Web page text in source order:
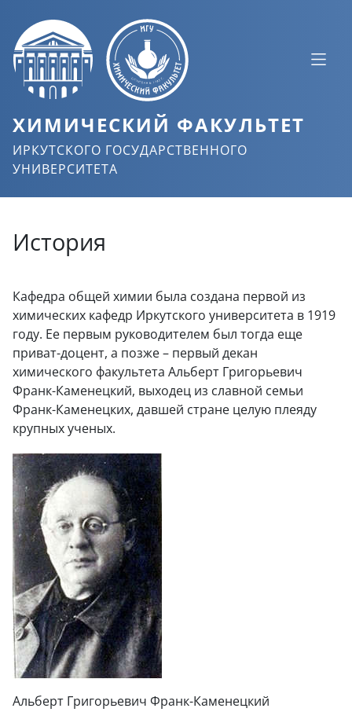
ХИМИЧЕСКИЙ ФАКУЛЬТЕТ
ИРКУТСКОГО ГОСУДАРСТВЕННОГО
УНИВЕРСИТЕТА
История
Кафедра общей химии была создана первой из
химических кафедр Иркутского университета в 1919
году. Ее первым руководителем был тогда еще
приват-доцент, а позже – первый декан
химического факультета Альберт Григорьевич
Франк-Каменецкий, выходец из славной семьи
Франк-Каменецких, давшей стране целую плеяду
крупных ученых.
Альберт Григорьевич Франк-Каменецкий